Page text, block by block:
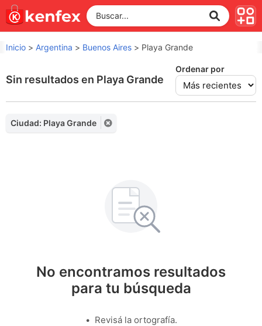
Inicio > Argentina > Buenos Aires > Playa Grande
Sin resultados en Playa Grande
Ordenar por
Ciudad: Playa Grande
No encontramos resultados
para tu búsqueda
Revisá la ortografía.